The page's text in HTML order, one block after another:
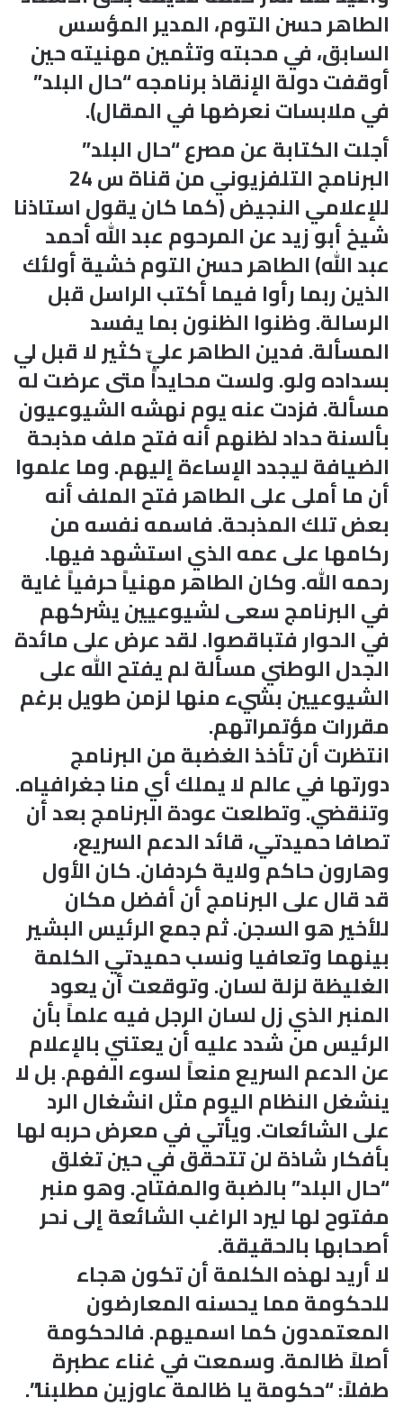
الطاهر حسن التوم، المدير المؤسس
السابق، في محبته وتثمين مهنيته حين
أوقفت دولة الإنقاذ برنامجه “حال البلد”
في ملابسات نعرضها في المقال).
أجلت الكتابة عن مصرع “حال البلد”
البرنامج التلفزيوني من قناة س 24
للإعلامي النجيض (كما كان يقول استاذنا
شيخ أبو زيد عن المرحوم عبد الله أحمد
عبد الله) الطاهر حسن التوم خشية أولئك
الذين ربما رأوا فيما أكتب الراسل قبل
الرسالة. وظنوا الظنون بما يفسد
المسألة. فدين الطاهر عليّ كثير لا قبل لي
بسداده ولو. ولست محايداً متى عرضت له
مسألة. فزدت عنه يوم نهشه الشيوعيون
بألسنة حداد لظنهم أنه فتح ملف مذبحة
الضيافة ليجدد الإساءة إليهم. وما علموا
أن ما أملى على الطاهر فتح الملف أنه
بعض تلك المذبحة. فاسمه نفسه من
ركامها على عمه الذي استشهد فيها.
رحمه الله. وكان الطاهر مهنياً حرفياً غاية
في البرنامج سعى لشيوعيين يشركهم
في الحوار فتباقصوا. لقد عرض على مائدة
الجدل الوطني مسألة لم يفتح الله على
الشيوعيين بشيء منها لزمن طويل برغم
مقررات مؤتمراتهم.
انتظرت أن تأخذ الغضبة من البرنامج
دورتها في عالم لا يملك أي منا جغرافياه.
وتنقضي. وتطلعت عودة البرنامج بعد أن
تصافا حميدتي، قائد الدعم السريع،
وهارون حاكم ولاية كردفان. كان الأول
قد قال على البرنامج أن أفضل مكان
للأخير هو السجن. ثم جمع الرئيس البشير
بينهما وتعافيا ونسب حميدتي الكلمة
الغليظة لزلة لسان. وتوقعت أن يعود
المنبر الذي زل لسان الرجل فيه علماً بأن
الرئيس من شدد عليه أن يعتني بالإعلام
عن الدعم السريع منعاً لسوء الفهم. بل لا
ينشغل النظام اليوم مثل انشغال الرد
على الشائعات. ويأتي في معرض حربه لها
بأفكار شاذة لن تتحقق في حين تغلق
“حال البلد” بالضبة والمفتاح. وهو منبر
مفتوح لها ليرد الراغب الشائعة إلى نحر
أصحابها بالحقيقة.
لا أريد لهذه الكلمة أن تكون هجاء
للحكومة مما يحسنه المعارضون
المعتمدون كما اسميهم. فالحكومة
أصلاً ظالمة. وسمعت في غناء عطبرة
طفلاً: “حكومة يا ظالمة عاوزين مطلبنا”.